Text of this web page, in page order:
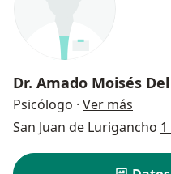
Dr. Amado Moisés
Psicólogo · Ver más
San Juan de Lurigancho